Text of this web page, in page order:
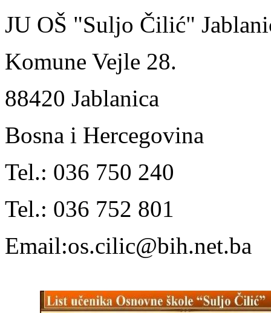
JU OŠ "Suljo Čilić"
Komune Vejle 28.
88420 Jablanica
Bosna i Hercegovina
Tel.: 036 750 240
Tel.: 036 752 801
Email:os.cilic@bih.net.ba